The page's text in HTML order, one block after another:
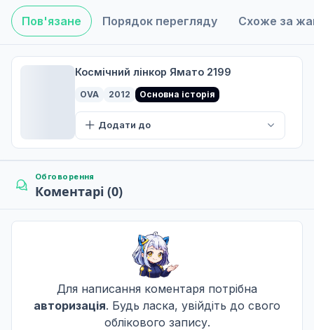
Пов'язане Порядок перегляду Схоже за
Космічний лінкор Ямато 2199
OVA 2012 Основна історія
Додати до
Обговорення
Коментарі (0)
Для написання коментаря потрібна
авторизація. Будь ласка, увійдіть до свого
облікового запису.